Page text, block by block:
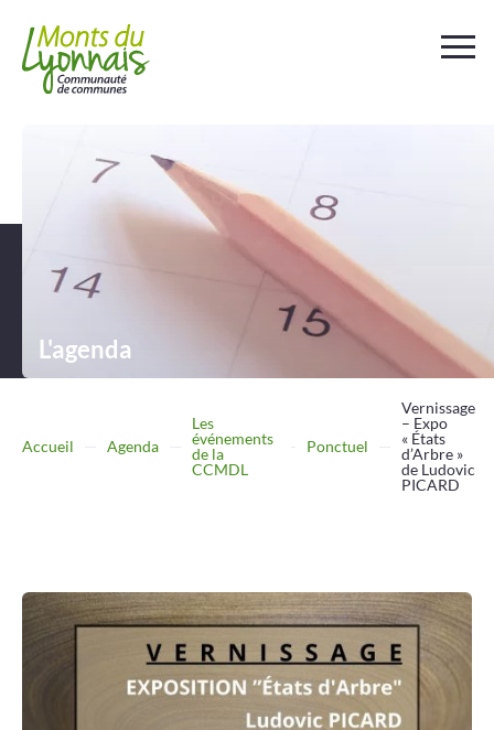
L'agenda
Accueil Agenda
Les
événements
de la
CCMDL
Ponctuel
Vernissage
– Expo
« États
d’Arbre »
de Ludovic
PICARD
Déchets et
TravaillerEntreprendre
Agenda